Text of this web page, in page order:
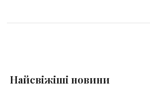
Найсвіжіші новини